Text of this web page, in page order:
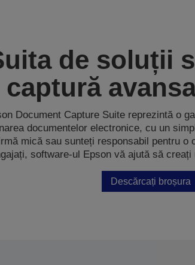
de soluții
captură
Document Capture Suite reprezintă o
documentelor electronice, cu un
mică sau sunteți responsabil pentru o
software-ul Epson vă ajută să
Descărcați broșura